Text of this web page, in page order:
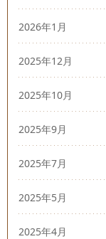
2026年1月
2025年12月
2025年10月
2025年9月
2025年7月
2025年5月
2025年4月